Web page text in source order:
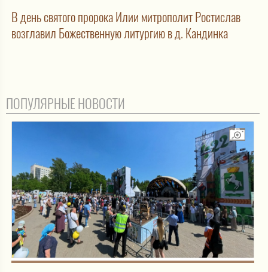
В день святого пророка Илии митрополит Ростислав
возглавил Божественную литургию в д. Кандинка
ПОПУЛЯРНЫЕ НОВОСТИ